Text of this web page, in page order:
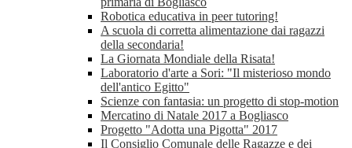
Robotica educativa in peer tutoring!
A scuola di corretta alimentazione dai ragazzi
della secondaria!
La Giornata Mondiale della Risata!
Laboratorio d'arte a Sori: "Il misterioso mondo
dell'antico Egitto"
Scienze con fantasia: un progetto di stop-motion
Mercatino di Natale 2017 a Bogliasco
Progetto "Adotta una Pigotta" 2017
Il Consiglio Comunale delle Ragazze e dei